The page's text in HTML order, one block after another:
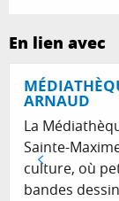
En lien avec
ARNAUD
La
Sainte-
culture, où
bandes